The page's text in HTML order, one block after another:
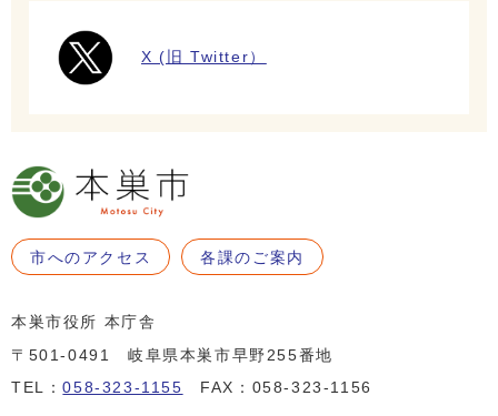
X (旧 Twitter）
市へのアクセス 各課のご案内
本巣市役所 本庁舎
〒501-0491 岐阜県本巣市早野255番地
TEL：058-323-1155 FAX：058-323-1156